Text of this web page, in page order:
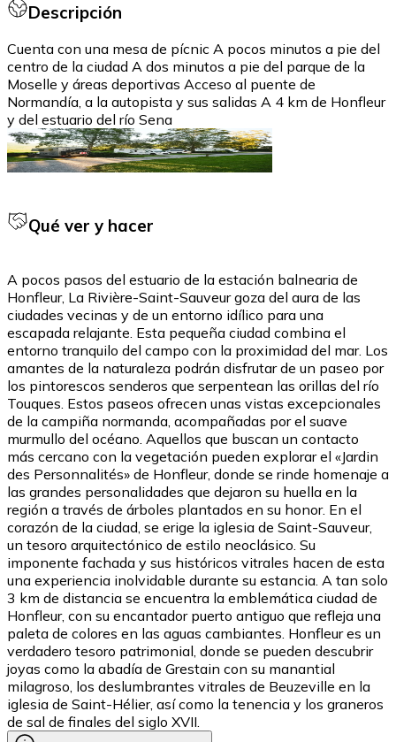
Descripción
Cuenta con una mesa de pícnic A pocos minutos a pie del
centro de la ciudad A dos minutos a pie del parque de la
Moselle y áreas deportivas Acceso al puente de
Normandía, a la autopista y sus salidas A 4 km de Honfleur
y del estuario del río Sena
Qué ver y hacer
A pocos pasos del estuario de la estación balnearia de
Honfleur, La Rivière-Saint-Sauveur goza del aura de las
ciudades vecinas y de un entorno idílico para una
escapada relajante. Esta pequeña ciudad combina el
entorno tranquilo del campo con la proximidad del mar. Los
amantes de la naturaleza podrán disfrutar de un paseo por
los pintorescos senderos que serpentean las orillas del río
Touques. Estos paseos ofrecen unas vistas excepcionales
de la campiña normanda, acompañadas por el suave
murmullo del océano. Aquellos que buscan un contacto
más cercano con la vegetación pueden explorar el «Jardin
des Personnalités» de Honfleur, donde se rinde homenaje a
las grandes personalidades que dejaron su huella en la
región a través de árboles plantados en su honor. En el
corazón de la ciudad, se erige la iglesia de Saint-Sauveur,
un tesoro arquitectónico de estilo neoclásico. Su
imponente fachada y sus históricos vitrales hacen de esta
una experiencia inolvidable durante su estancia. A tan solo
3 km de distancia se encuentra la emblemática ciudad de
Honfleur, con su encantador puerto antiguo que refleja una
paleta de colores en las aguas cambiantes. Honfleur es un
verdadero tesoro patrimonial, donde se pueden descubrir
joyas como la abadía de Grestain con su manantial
milagroso, los deslumbrantes vitrales de Beuzeville en la
iglesia de Saint-Hélier, así como la tenencia y los graneros
de sal de finales del siglo XVII.